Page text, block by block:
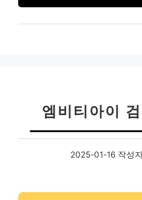
엠비티아이
2025-01-16 작성